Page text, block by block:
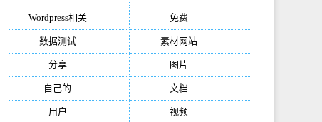
Wordpress相关(851) 免费
数据测试(788) 素材网站
分享(676) 图片
自己的 文档
用户 视频